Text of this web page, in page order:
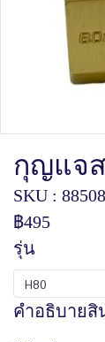
กุญแจ
SKU :
฿495
รุ่น
H80
คำอธิบาย